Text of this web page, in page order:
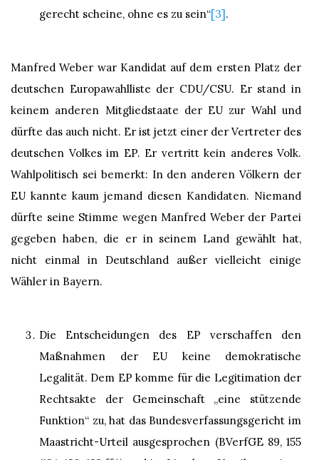
gerecht scheine, ohne es zu sein“[3].
Manfred Weber war Kandidat auf dem ersten Platz der
deutschen Europawahlliste der CDU/CSU. Er stand in
keinem anderen Mitgliedstaate der EU zur Wahl und
dürfte das auch nicht. Er ist jetzt einer der Vertreter des
deutschen Volkes im EP. Er vertritt kein anderes Volk.
Wahlpolitisch sei bemerkt: In den anderen Völkern der
EU kannte kaum jemand diesen Kandidaten. Niemand
dürfte seine Stimme wegen Manfred Weber der Partei
gegeben haben, die er in seinem Land gewählt hat,
nicht einmal in Deutschland außer vielleicht einige
Wähler in Bayern.
Die Entscheidungen des EP verschaffen den
Maßnahmen der EU keine demokratische
Legalität. Dem EP komme für die Legitimation der
Rechtsakte der Gemeinschaft „eine stützende
Funktion“ zu, hat das Bundesverfassungsgericht im
Maastricht-Urteil ausgesprochen (BVerfGE 89, 155